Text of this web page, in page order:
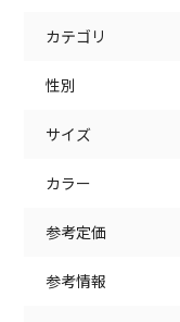
カテゴリ
性別
サイズ
カラー
参考定価
参考情報